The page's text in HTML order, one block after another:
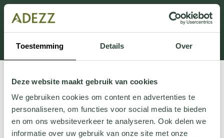
Toestemming Details Over
Deze website maakt gebruik van cookies
We gebruiken cookies om content en advertenties te
personaliseren, om functies voor social media te bieden
en om ons websiteverkeer te analyseren. Ook delen we
informatie over uw gebruik van onze site met onze
Dit onderdeel is momenteel in onderhoud.
Als je informatie mist kun je ons bellen +31 413 274
168 of mailen
Customersupport@adezz.com.